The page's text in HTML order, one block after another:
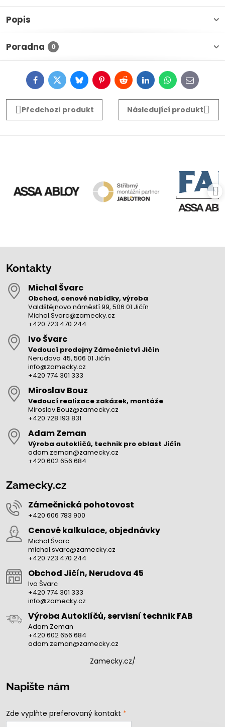
Popis
Poradna 0
FacebookTwitterBlueskyPinterestRedditLinkedInWhatsApp
E-
mail
Předchozí produkt
Následující produkt
Kontakty
Michal Švarc
Obchod, cenové nabídky, výroba
Valdštějnovo náměstí 99, 506 01 Jičín
Michal.Svarc@zamecky.cz
+420 723 470 244
Ivo Švarc
Vedoucí prodejny Zámečnictví Jičín
Nerudova 45, 506 01 Jičín
info@zamecky.cz
+420 774 301 333
Miroslav Bouz
Vedoucí realizace zakázek, montáže
Miroslav.Bouz@zamecky.cz
+420 728 193 831
Adam Zeman
Výroba autoklíčů, technik pro oblast Jičín
adam.zeman@zamecky.cz
+420 602 656 684
Zamecky.cz
Zámečnická pohotovost
+420 606 783 900
Cenové kalkulace, objednávky
Michal Švarc
michal.svarc@zamecky.cz
+420 723 470 244
Obchod Jičín, Nerudova 45
Ivo Švarc
+420 774 301 333
info@zamecky.cz
Výroba Autoklíčů, servisní technik FAB
Adam Zeman
+420 602 656 684
adam.zeman@zamecky.cz
Zamecky.cz/
Napište nám
Zde vyplňte preferovaný kontakt *